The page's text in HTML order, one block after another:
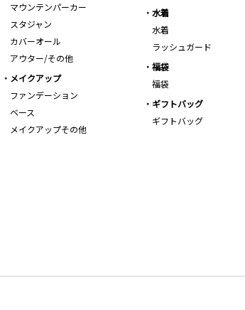
マウンテンパーカー
スタジャン
カバーオール
アウター/その他
水着
水着
ラッシュガード
福袋
福袋
メイクアップ
ファンデーション
ベース
メイクアップその他
ギフトバッグ
ギフトバッグ